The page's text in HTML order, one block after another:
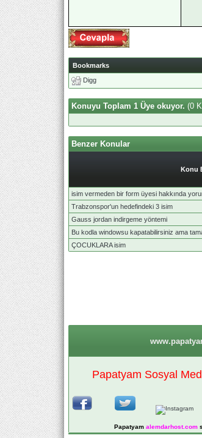
Bookmarks
Digg
Konuyu Toplam 1 Üye okuyor. (0
Benzer Konular
Konu
isim vermeden bir form üyesi hakkında
Trabzonspor'un hedefindeki 3 isim
Gauss jordan indirgeme yöntemi
Bu kodla windowsu kapatabilirsiniz ama
ÇOCUKLARA isim
Papatyam Sosyal
Papatyam alemdarhost.com